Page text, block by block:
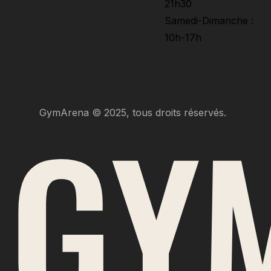
21h30
Samedi-Dimanche :
10h-17h
GymArena © 2025, tous droits réservés.